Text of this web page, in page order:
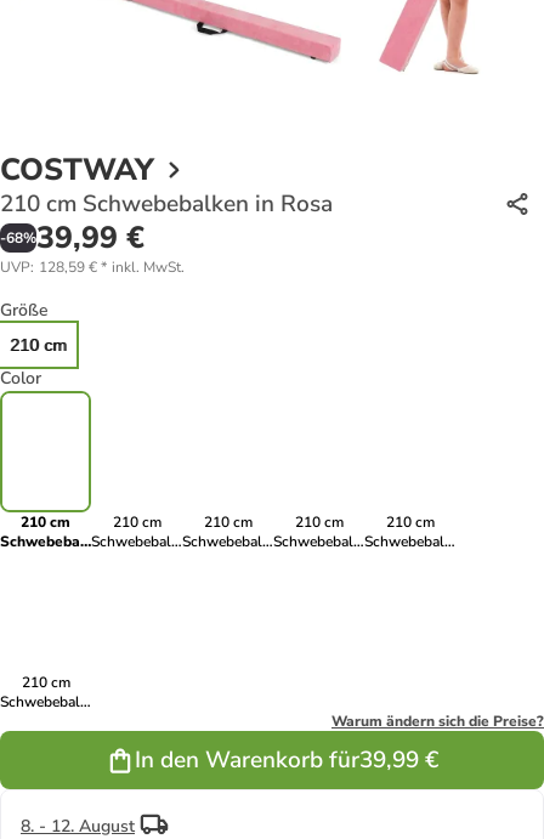
COSTWAY
210 cm Schwebebalken in Rosa
-68%39,99 €
UVP: 128,59 €* inkl. MwSt.
Größe
210 cm
Color
210 cm
Schwebebalken
210 cm
Schwebebalken
210 cm
Schwebebalken
210 cm
Schwebebalken
210 cm
Schwebebalken
210 cm
Schwebebalken
Warum ändern sich die Preise?
In den Warenkorb für39,99 €
8. - 12. August